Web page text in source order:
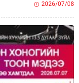
2026/07/08